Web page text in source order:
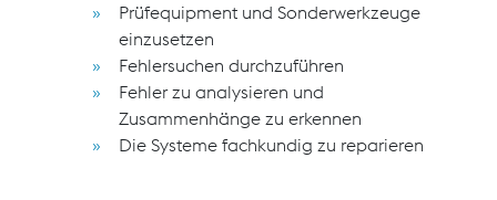
Prüfequipment und Sonderwerkzeuge
einzusetzen
Fehlersuchen durchzuführen
Fehler zu analysieren und
Zusammenhänge zu erkennen
Die Systeme fachkundig zu reparieren